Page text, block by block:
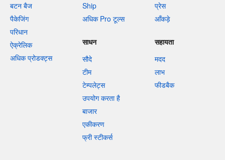
बटन बैज
पैकेजिंग
परिधान
ऐक्रेलिक
अधिक प्रोडक्ट्स
Ship
अधिक Pro टूल्स
प्रेस
आँकड़े
साधन
सौदे
टीम
टेम्पलेट्स
उपयोग करता है
बाजार
एकीकरण
फ्री स्टीकर्स
सहायता
मदद
लाभ
फीडबैक